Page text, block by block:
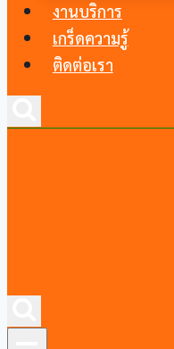
งานบริการ
เกร็ดความรู้
ติดต่อเรา